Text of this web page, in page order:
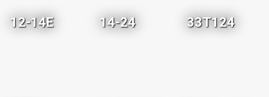
12-14E 14-24 33T124